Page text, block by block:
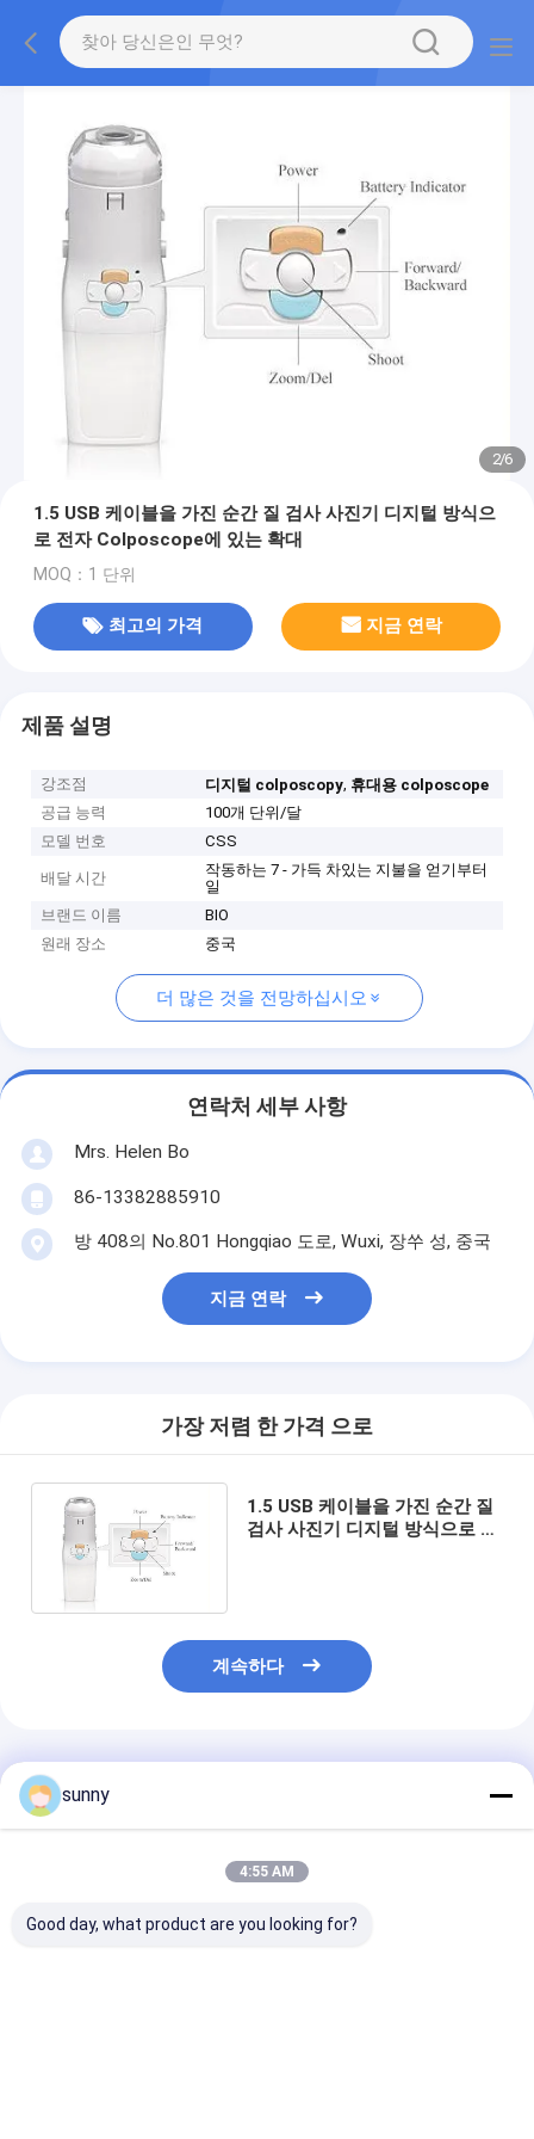
2/6
1.5 USB 케이블을 가진 순간 질 검사 사진기 디지털 방식으
로 전자 Colposcope에 있는 확대
MOQ：1 단위
최고의 가격 지금 연락
제품 설명
강조점 디지털 colposcopy, 휴대용 colposcope
공급 능력
100개 단위/달
모델 번호
CSS
배달 시간
작동하는 7 - 가득 차있는 지불을 얻기부터
일
브랜드 이름
BIO
원래 장소
중국
더 많은 것을 전망하십시오
연락처 세부 사항
Mrs. Helen Bo
86-13382885910
방 408의 No.801 Hongqiao 도로, Wuxi, 장쑤 성, 중국
지금 연락
가장 저렴 한 가격 으로
1.5 USB 케이블을 가진 순간 질
검사 사진기 디지털 방식으로 전
계속하다
추천된 제품
sunny
4:55 AM
Good day, what product are you looking for?